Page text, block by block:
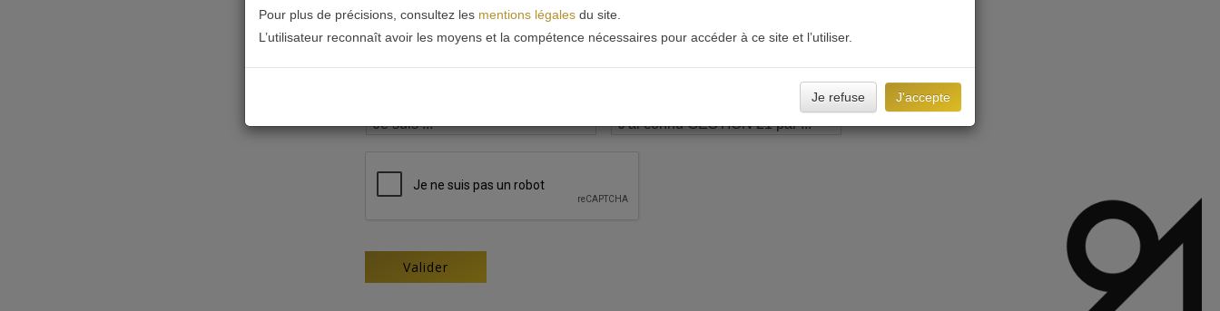
Pour plus de précisions, consultez les mentions légalesdu site.
L’utilisateur reconnaît avoir les moyens et la compétence nécessaires pour accéder à ce site et l’utiliser.
Je refuse J'accepte